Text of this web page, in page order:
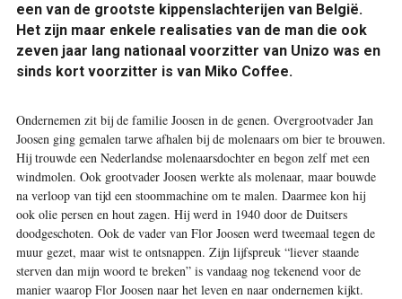
een van de grootste kippenslachterijen van België.
Het zijn maar enkele realisaties van de man die ook
zeven jaar lang nationaal voorzitter van Unizo was en
sinds kort voorzitter is van Miko Coffee.
Ondernemen zit bij de familie Joosen in de genen. Overgrootvader Jan
Joosen ging gemalen tarwe afhalen bij de molenaars om bier te brouwen.
Hij trouwde een Nederlandse molenaars­dochter en begon zelf met een
windmolen. Ook grootvader Joosen werkte als molenaar, maar bouwde
na verloop van tijd een stoommachine om te malen. Daarmee kon hij
ook olie persen en hout zagen. Hij werd in 1940 door de Duitsers
doodgeschoten. Ook de vader van Flor Joosen werd tweemaal tegen de
muur gezet, maar wist te ontsnappen. Zijn lijfspreuk “liever staande
sterven dan mijn woord te breken” is vandaag nog tekenend voor de
manier waarop Flor Joosen naar het leven en naar ondernemen kijkt.